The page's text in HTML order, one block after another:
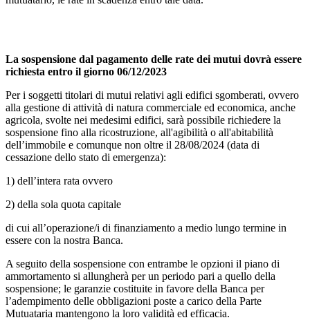
La sospensione dal pagamento delle rate dei mutui dovrà essere
richiesta entro il giorno 06/12/2023
Per i soggetti titolari di mutui relativi agli edifici sgomberati, ovvero
alla gestione di attività di natura commerciale ed economica, anche
agricola, svolte nei medesimi edifici, sarà possibile richiedere la
sospensione fino alla ricostruzione, all'agibilità o all'abitabilità
dell’immobile e comunque non oltre il 28/08/2024 (data di
cessazione dello stato di emergenza):
1) dell’intera rata ovvero
2) della sola quota capitale
di cui all’operazione/i di finanziamento a medio lungo termine in
essere con la nostra Banca.
A seguito della sospensione con entrambe le opzioni il piano di
ammortamento si allungherà per un periodo pari a quello della
sospensione; le garanzie costituite in favore della Banca per
l’adempimento delle obbligazioni poste a carico della Parte
Mutuataria mantengono la loro validità ed efficacia.